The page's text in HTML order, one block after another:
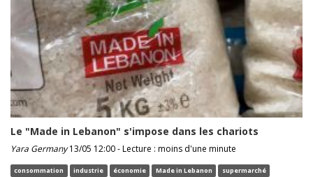
Le "Made in Lebanon" s'impose dans les chariots
Yara Germany13/05 12:00 - Lecture : moins d'une minute
consommation industrie économie Made in Lebanon supermarché